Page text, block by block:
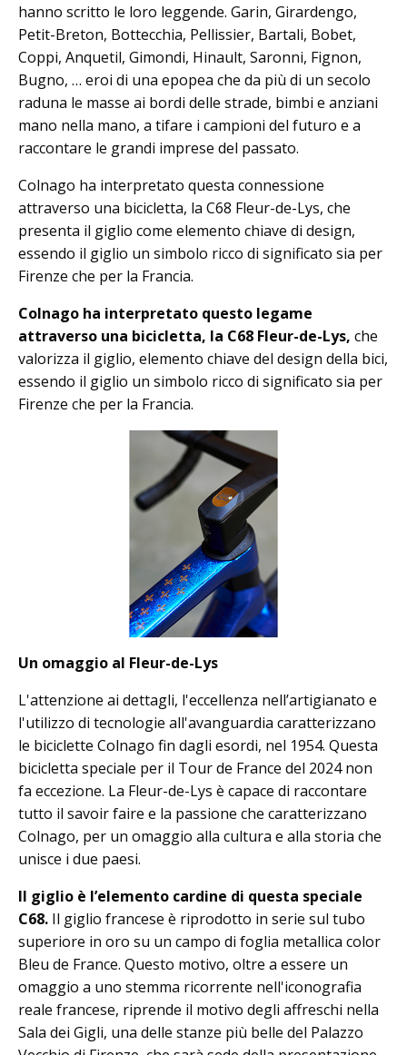
hanno scritto le loro leggende. Garin, Girardengo,
Petit-Breton, Bottecchia, Pellissier, Bartali, Bobet,
Coppi, Anquetil, Gimondi, Hinault, Saronni, Fignon,
Bugno, … eroi di una epopea che da più di un secolo
raduna le masse ai bordi delle strade, bimbi e anziani
mano nella mano, a tifare i campioni del futuro e a
raccontare le grandi imprese del passato.
Colnago ha interpretato questa connessione
attraverso una bicicletta, la C68 Fleur-de-Lys, che
presenta il giglio come elemento chiave di design,
essendo il giglio un simbolo ricco di significato sia per
Firenze che per la Francia.
Colnago ha interpretato questo legame
attraverso una bicicletta, la C68 Fleur-de-Lys, che
valorizza il giglio, elemento chiave del design della bici,
essendo il giglio un simbolo ricco di significato sia per
Firenze che per la Francia.
Un omaggio al Fleur-de-Lys
L'attenzione ai dettagli, l'eccellenza nell’artigianato e
l'utilizzo di tecnologie all'avanguardia caratterizzano
le biciclette Colnago fin dagli esordi, nel 1954. Questa
bicicletta speciale per il Tour de France del 2024 non
fa eccezione. La Fleur-de-Lys è capace di raccontare
tutto il savoir faire e la passione che caratterizzano
Colnago, per un omaggio alla cultura e alla storia che
unisce i due paesi.
Il giglio è l’elemento cardine di questa speciale
C68. Il giglio francese è riprodotto in serie sul tubo
superiore in oro su un campo di foglia metallica color
Bleu de France. Questo motivo, oltre a essere un
omaggio a uno stemma ricorrente nell'iconografia
reale francese, riprende il motivo degli affreschi nella
Sala dei Gigli, una delle stanze più belle del Palazzo